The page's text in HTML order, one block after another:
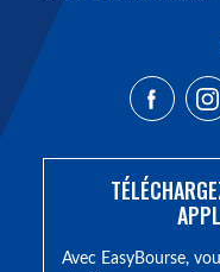
Avec EasyBourse,